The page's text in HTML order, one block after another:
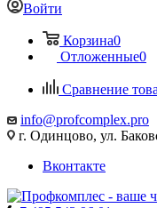
Войти
Корзина0
Отложенные0
Сравнение
info@profcomplex.pro
г. Одинцово, ул.
Вконтакте